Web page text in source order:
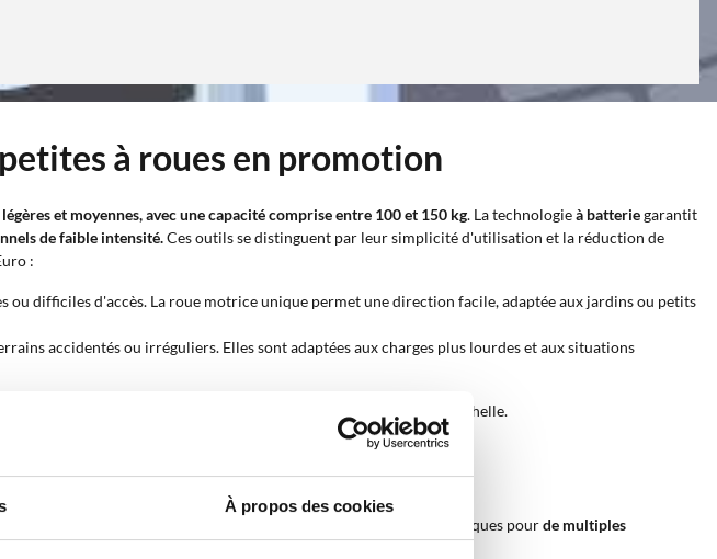
À propos des cookies
à roues en promotion
et moyennes, avec une capacité comprise entre 100 et 150 kg. La technologieà batteriegarantit
de faible intensité.Ces outils se distinguent par leur simplicité d'utilisation et la réduction de
:
ou difficiles d'accès. La roue motrice unique permet une direction facile, adaptée aux jardins ou petits
accidentés ou irréguliers. Elles sont adaptées aux charges plus lourdes et aux situations
légers, fiables et économiques pour des opérations à petite échelle.
?
et réduire l'effort de l'opérateur. Ce sont des outils polyvalents et pratiques pourde multiples